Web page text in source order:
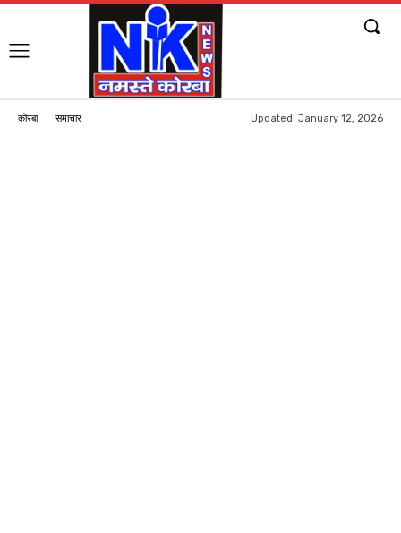
कोरबा समाचार Updated: January 12, 2026